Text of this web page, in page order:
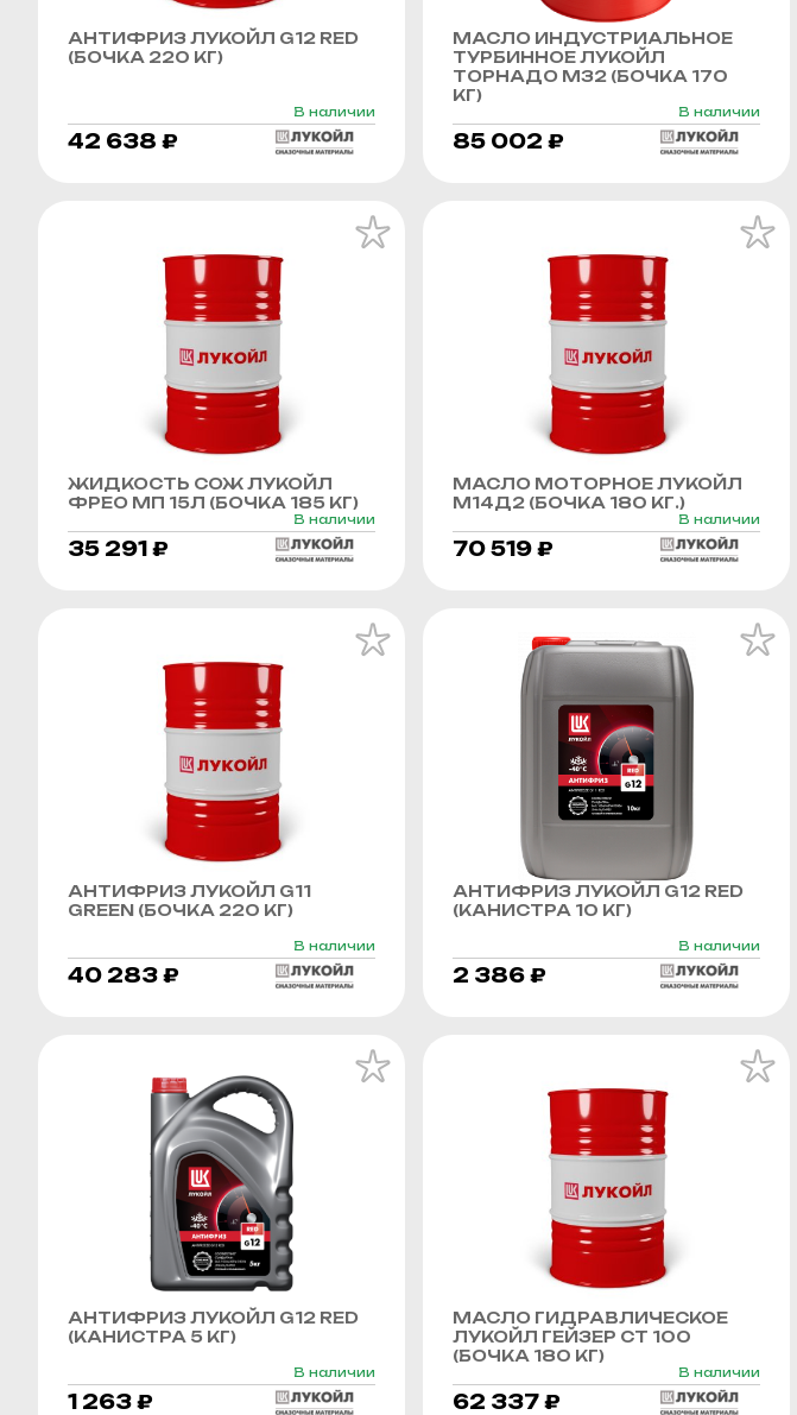
АНТИФРИЗ ЛУКОЙЛ G12 RED
(БОЧКА 220 КГ)
В наличии
42 638 ₽
МАСЛО ИНДУСТРИАЛЬНОЕ
ТУРБИННОЕ ЛУКОЙЛ
ТОРНАДО М32 (БОЧКА 170
КГ)
В наличии
85 002 ₽
ЖИДКОСТЬ СОЖ ЛУКОЙЛ
ФРЕО МП 15Л (БОЧКА 185 КГ)
В наличии
35 291 ₽
МАСЛО МОТОРНОЕ ЛУКОЙЛ
М14Д2 (БОЧКА 180 КГ.)
В наличии
70 519 ₽
АНТИФРИЗ ЛУКОЙЛ G11
GREEN (БОЧКА 220 КГ)
В наличии
40 283 ₽
АНТИФРИЗ ЛУКОЙЛ G12 RED
(КАНИСТРА 10 КГ)
В наличии
2 386 ₽
АНТИФРИЗ ЛУКОЙЛ G12 RED
(КАНИСТРА 5 КГ)
В наличии
1 263 ₽
МАСЛО ГИДРАВЛИЧЕСКОЕ
ЛУКОЙЛ ГЕЙЗЕР СТ 100
(БОЧКА 180 КГ)
В наличии
62 337 ₽